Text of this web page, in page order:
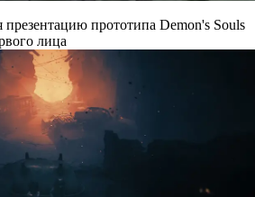
презентацию прототипа Demon's Souls
лица